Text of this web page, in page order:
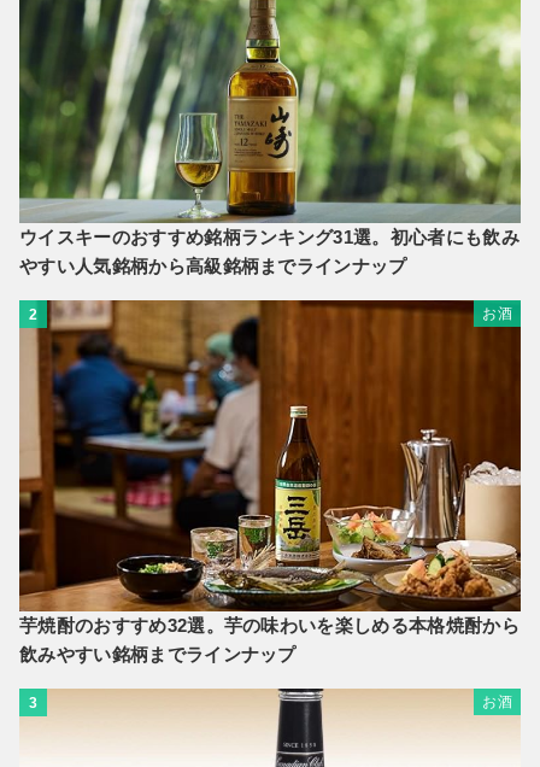
ウイスキーのおすすめ銘柄ランキング31選。初心者にも飲み
やすい人気銘柄から高級銘柄までラインナップ
2 お酒
芋焼酎のおすすめ32選。芋の味わいを楽しめる本格焼酎から
飲みやすい銘柄までラインナップ
3 お酒